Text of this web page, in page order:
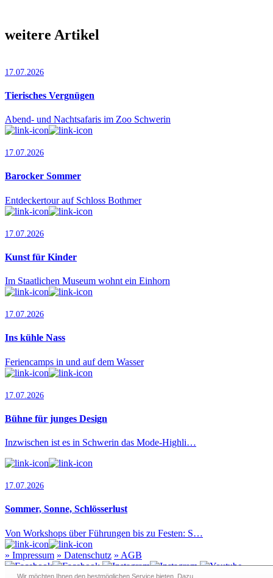
weitere Artikel
17.07.2026
Tierisches Vergnügen
Abend- und Nachtsafaris im Zoo Schwerin
17.07.2026
Barocker Sommer
Entdeckertour auf Schloss Bothmer
17.07.2026
Kunst für Kinder
Im Staatlichen Museum wohnt ein Einhorn
17.07.2026
Ins kühle Nass
Feriencamps in und auf dem Wasser
17.07.2026
Bühne für junges Design
Inzwischen ist es in Schwerin das Mode-Highli…
17.07.2026
Sommer, Sonne, Schlösserlust
Von Workshops über Führungen bis zu Festen: S…
» Impressum » Datenschutz » AGB
Wir möchten Ihnen den bestmöglichen Service bieten. Dazu